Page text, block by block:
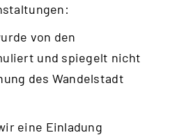
von den
und spiegelt nicht
des Wandelstadt
eine Einladung